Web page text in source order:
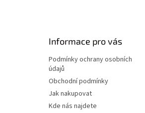
Informace pro vás
Podmínky ochrany osobních
údajů
Obchodní podmínky
Jak nakupovat
Kde nás najdete